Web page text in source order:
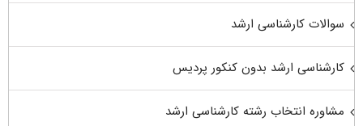
سوالات کارشناسی ارشد
کارشناسی ارشد بدون کنکور پردیس
مشاوره انتخاب رشته کارشناسی ارشد